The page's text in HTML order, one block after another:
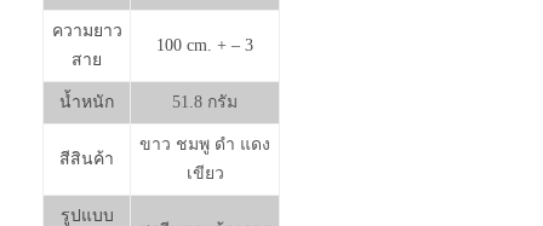
ความยาว
สาย
100 cm. + – 3
น้ำหนัก 51.8 กรัม
สีสินค้า
ขาว ชมพู ดำ แดง
เขียว
รูปแบบ